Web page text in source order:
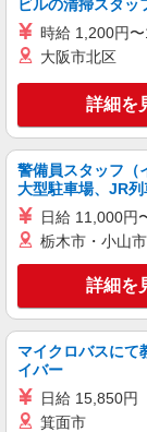
派遣社員
LAPI-Staff株式会社
キー
派遣社員
キー
ビルの清掃スタッ
時給 1,200円
大阪市北区
詳細を
警備員スタッフ（
大型駐車場、JR列
日給 11,000円
栃木市・小山
詳細を
マイクロバスにて
イバー
日給 15,850円
箕面市